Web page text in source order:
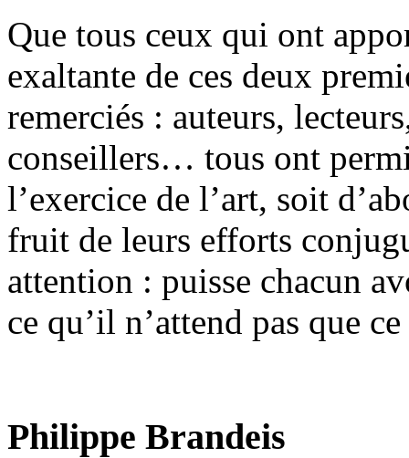
Que tous ceux qui ont
exaltante de ces deux
remerciés : auteurs,
conseillers… tous ont
l’exercice de l’art, soit
fruit de leurs efforts
attention : puisse chacun
ce qu’il n’attend pas que
Philippe Brandeis